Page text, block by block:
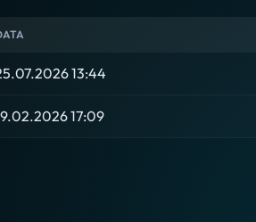
13:44
17:09